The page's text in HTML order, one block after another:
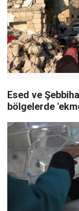
Esed ve
bölgelerde